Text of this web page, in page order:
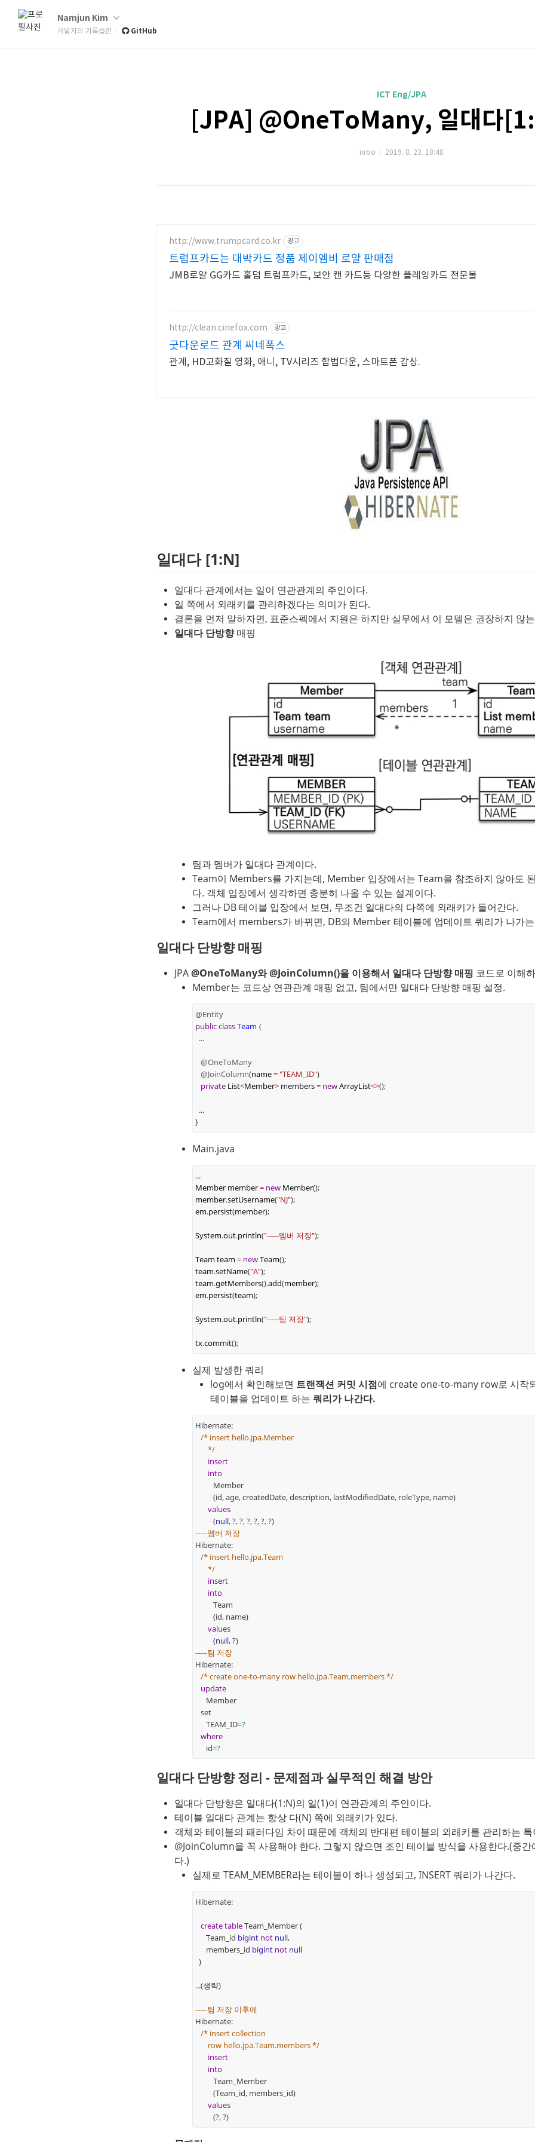
Namjun Kim
개발자의 기록습관 GitHub
ICT Eng/JPA
[JPA] @OneToMany, 일대다
nroo 2019. 8. 23. 18:48
http://www.trumpcard.co.kr 광고
트럼프카드는 대박카드 정품 제이엠비 로얄 판매점
JMB로얄 GG카드 홀덤 트럼프카드, 보안 캔 카드등 다양한 플레잉카드 전문몰
http://clean.cinefox.com 광고
굿다운로드 관계 씨네폭스
관계, HD고화질 영화, 애니, TV시리즈 합법다운, 스마트폰 감상.
일대다 [1:N]
일대다 관계에서는 일이 연관관계의 주인이다.
일 쪽에서 외래키를 관리하겠다는 의미가 된다.
결론을 먼저 말하자면, 표준스펙에서 지원은 하지만 실무에서 이 모델은 권장하지 않
일대다 단방향 매핑
팀과 멤버가 일대다 관계이다.
Team이 Members를 가지는데, Member 입장에서는 Team을 참조하지 않아도
다. 객체 입장에서 생각하면 충분히 나올 수 있는 설계이다.
그러나 DB 테이블 입장에서 보면, 무조건 일대다의 다쪽에 외래키가 들어간다.
Team에서 members가 바뀌면, DB의 Member 테이블에 업데이트 쿼리가 나가
일대다 단방향 매핑
JPA @OneToMany와 @JoinColumn()을 이용해서 일대다 단방향 매핑 코드로 이해
Member는 코드상 연관관계 매핑 없고, 팀에서만 일대다 단방향 매핑 설정.
@Entity
publicclassTeam {
...
@OneToMany
@JoinColumn(name="TEAM_ID")
private List<Member> members= newArrayList<>();
...
}
Main.java
...
Member member= new Member();
member.setUsername("NJ");
em.persist(member);
System.out.println("-----멤버 저장");
Team team = newTeam();
team.setName("A");
team.getMembers().add(member);
em.persist(team);
System.out.println("-----팀 저장");
tx.commit();
실제 발생한 쿼리
log에서 확인해보면 트랜잭션 커밋 시점에 create one-to-many row로 시작
테이블을 업데이트 하는 쿼리가 나간다.
Hibernate:
/* insert hello.jpa.Member
*/
insert
into
Member
(id, age, createdDate, description, lastModifiedDate, roleType, name)
values
(null, ?, ?, ?, ?, ?, ?)
-----멤버 저장
Hibernate:
/* insert hello.jpa.Team
*/
insert
into
Team
(id, name)
values
(null, ?)
-----팀 저장
Hibernate:
/* create one-to-many row hello.jpa.Team.members */
update
Member
set
TEAM_ID=?
where
id=?
일대다 단방향 정리 - 문제점과 실무적인 해결 방안
일대다 단방향은 일대다(1:N)의 일(1)이 연관관계의 주인이다.
테이블 일대다 관계는 항상 다(N) 쪽에 외래키가 있다.
객체와 테이블의 패러다임 차이 때문에 객체의 반대편 테이블의 외래키를 관리하는
@JoinColumn을 꼭 사용해야 한다. 그렇지 않으면 조인 테이블 방식을 사용한다.(중
다.)
실제로 TEAM_MEMBER라는 테이블이 하나 생성되고, INSERT 쿼리가 나간다.
Hibernate:
createtableTeam_Member (
Team_id bigint not null,
members_id bigint not null
)
...(생략)
-----팀 저장 이후에
Hibernate:
/* insert collection
row hello.jpa.Team.members */
insert
into
Team_Member
(Team_id, members_id)
values
(?, ?)